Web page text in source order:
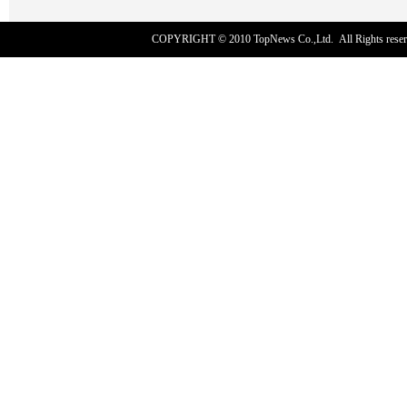
COPYRIGHT © 2010 TopNews Co.,Ltd. All Rights